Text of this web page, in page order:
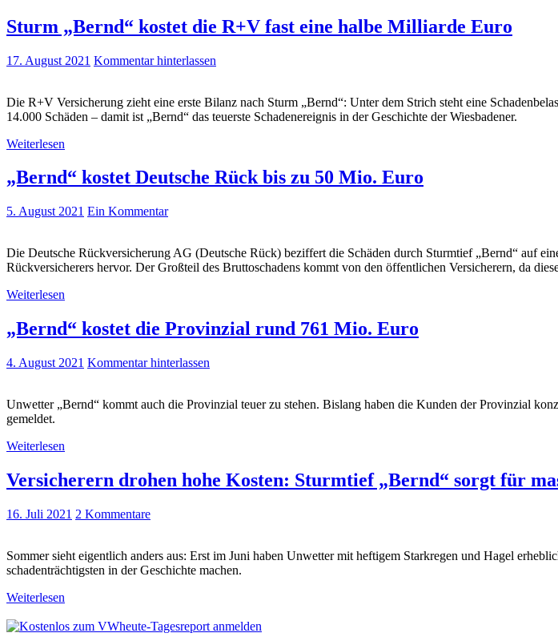
Sturm „Bernd“ kostet die R+V fast eine halbe Milliarde Euro
17. August 2021 Kommentar hinterlassen
Die R+V Versicherung zieht eine erste Bilanz nach Sturm „Bernd“: Unter dem Strich steht eine
14.000 Schäden – damit ist „Bernd“ das teuerste Schadenereignis in der Geschichte der Wiesbadener.
Weiterlesen
„Bernd“ kostet Deutsche Rück bis zu 50 Mio. Euro
5. August 2021 Ein Kommentar
Die Deutsche Rückversicherung AG (Deutsche Rück) beziffert die Schäden durch Sturmtief „Bernd“ auf
Rückversicherers hervor. Der Großteil des Bruttoschadens kommt von den öffentlichen Versicherern, da
Weiterlesen
„Bernd“ kostet die Provinzial rund 761 Mio. Euro
4. August 2021 Kommentar hinterlassen
Unwetter „Bernd“ kommt auch die Provinzial teuer zu stehen. Bislang haben die Kunden der Provinzial
gemeldet.
Weiterlesen
Versicherern drohen hohe Kosten: Sturmtief „Bernd“ sorgt für
16. Juli 2021 2 Kommentare
Sommer sieht eigentlich anders aus: Erst im Juni haben Unwetter mit heftigem Starkregen und Hagel
schadenträchtigsten in der Geschichte machen.
Weiterlesen